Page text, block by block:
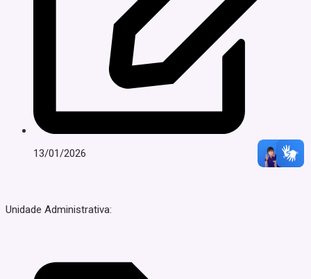
13/01/2026
Unidade Administrativa: